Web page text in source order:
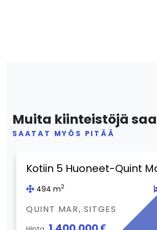
Muita kiinteistöjä
SAATAT MYÖS PITÄÄ
Kotiin 5 Huoneet-Quint
494 m2
QUINT MAR, SITGES